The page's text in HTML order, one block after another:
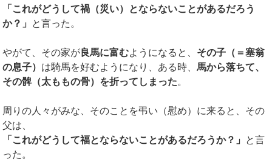
「これがどうして禍（災い）とならないことがあるだろう
か？」 と言った。
やがて、その家が 良馬に富むようになると、 その子（＝塞翁
の息子） は騎馬を好むようになり、ある時、馬から落ちて、
その髀（太ももの骨）を折ってしまった。
周りの人々がみな、そのことを弔い（慰め）に来ると、その
父は、
「これがどうして福とならないことがあるだろうか？」 と言
った。